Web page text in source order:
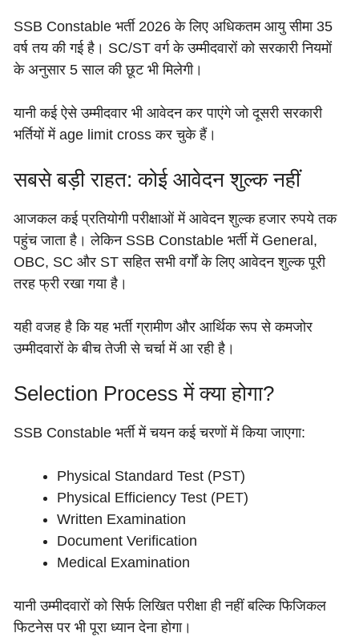
SSB Constable भर्ती 2026 के लिए अधिकतम आयु सीमा 35
वर्ष तय की गई है। SC/ST वर्ग के उम्मीदवारों को सरकारी नियमों
के अनुसार 5 साल की छूट भी मिलेगी।
यानी कई ऐसे उम्मीदवार भी आवेदन कर पाएंगे जो दूसरी सरकारी
भर्तियों में age limit cross कर चुके हैं।
सबसे बड़ी राहत: कोई आवेदन शुल्क नहीं
आजकल कई प्रतियोगी परीक्षाओं में आवेदन शुल्क हजार रुपये तक
पहुंच जाता है। लेकिन SSB Constable भर्ती में General,
OBC, SC और ST सहित सभी वर्गों के लिए आवेदन शुल्क पूरी
तरह फ्री रखा गया है।
यही वजह है कि यह भर्ती ग्रामीण और आर्थिक रूप से कमजोर
उम्मीदवारों के बीच तेजी से चर्चा में आ रही है।
Selection Process में क्या होगा?
SSB Constable भर्ती में चयन कई चरणों में किया जाएगा:
Physical Standard Test (PST)
Physical Efficiency Test (PET)
Written Examination
Document Verification
Medical Examination
यानी उम्मीदवारों को सिर्फ लिखित परीक्षा ही नहीं बल्कि फिजिकल
फिटनेस पर भी पूरा ध्यान देना होगा।